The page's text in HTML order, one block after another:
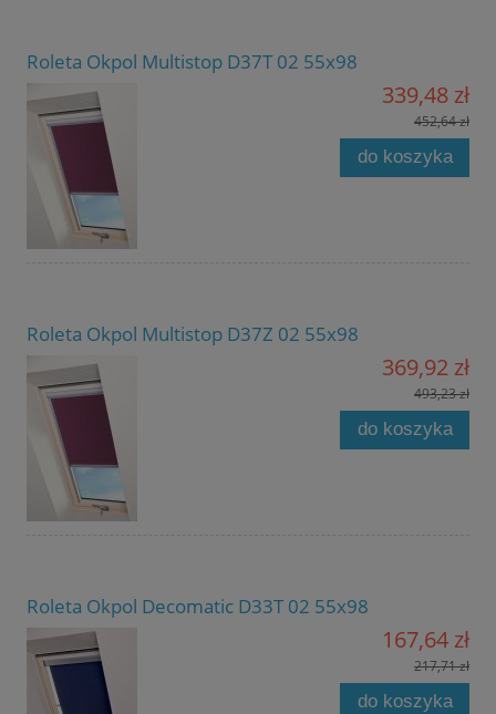
Roleta Okpol Multistop D37T 02 55x98
339,48 zł
452,64 zł
do koszyka
Roleta Okpol Multistop D37Z 02 55x98
369,92 zł
493,23 zł
do koszyka
Roleta Okpol Decomatic D33T 02 55x98
167,64 zł
217,71 zł
do koszyka